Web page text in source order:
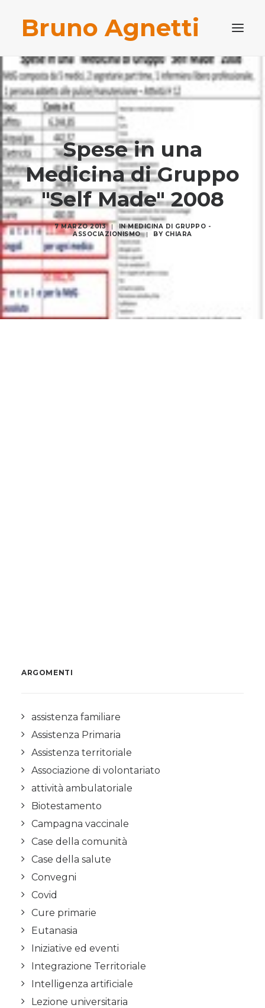
Bruno Agnetti
PROFILO PROFESSIONALE
PUBBLICAZIONI
BLOG
CONTATTI
RICERCASpese in una
Medicina di Gruppo
"Self Made" 2008
7 MARZO 2013 | INMEDICINA DI GRUPPO -
ASSOCIAZIONISMO
| BY CHIARA
ARGOMENTI
assistenza familiare
Assistenza Primaria
Assistenza territoriale
Associazione di volontariato
attività ambulatoriale
Biotestamento
Campagna vaccinale
Case della comunità
Case della salute
Convegni
Covid
Cure primarie
Eutanasia
Iniziative ed eventi
Integrazione Territoriale
Intelligenza artificiale
Lezione universitaria